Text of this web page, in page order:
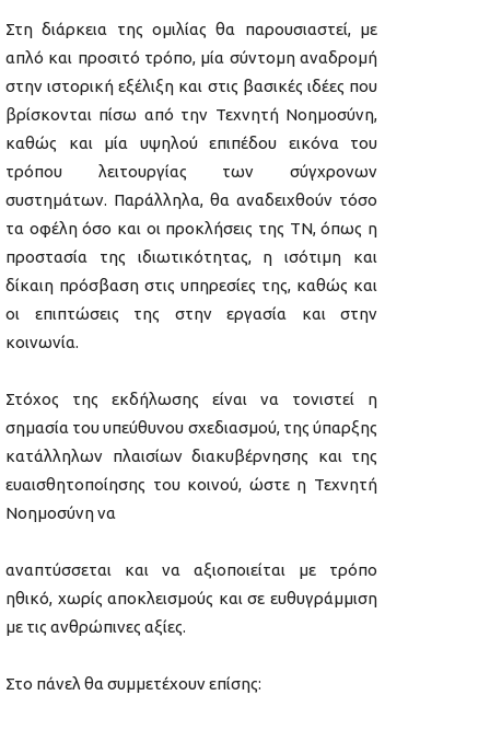
Στη διάρκεια της ομιλίας θα παρουσιαστεί, με
απλό και προσιτό τρόπο, μία σύντομη αναδρομή
στην ιστορική εξέλιξη και στις βασικές ιδέες που
βρίσκονται πίσω από την Τεχνητή Νοημοσύνη,
καθώς και μία υψηλού επιπέδου εικόνα του
τρόπου λειτουργίας των σύγχρονων
συστημάτων. Παράλληλα, θα αναδειχθούν τόσο
τα οφέλη όσο και οι προκλήσεις της ΤΝ, όπως η
προστασία της ιδιωτικότητας, η ισότιμη και
δίκαιη πρόσβαση στις υπηρεσίες της, καθώς και
οι επιπτώσεις της στην εργασία και στην
κοινωνία.
Στόχος της εκδήλωσης είναι να τονιστεί η
σημασία του υπεύθυνου σχεδιασμού, της ύπαρξης
κατάλληλων πλαισίων διακυβέρνησης και της
ευαισθητοποίησης του κοινού, ώστε η Τεχνητή
Νοημοσύνη να
αναπτύσσεται και να αξιοποιείται με τρόπο
ηθικό, χωρίς αποκλεισμούς και σε ευθυγράμμιση
με τις ανθρώπινες αξίες.
Στο πάνελ θα συμμετέχουν επίσης: